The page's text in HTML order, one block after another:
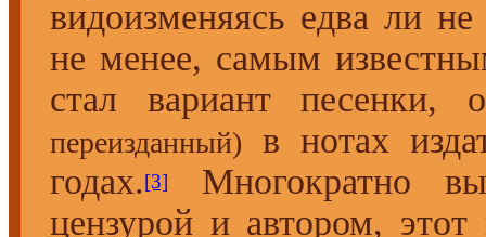
видоизменяясь едва ли
не менее, самым
стал вариант песенки,
переизданный)
в нотах
годах.[3]
Многократно
цензурой и автором, этот